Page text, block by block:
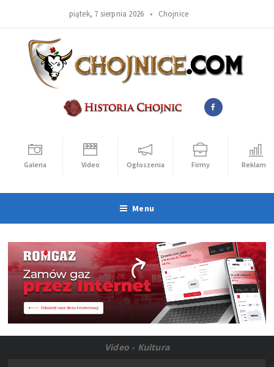
piątek, 7 sierpnia 2026 • Chojnice
Galeria Video Ogłoszenia Firmy Reklama
Menu
Video - Kultura